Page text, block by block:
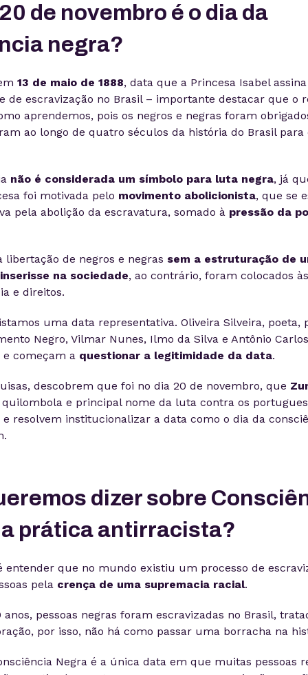
de novembro é o dia da
negra?
13 de maio de 1888, data que a Princesa Isabel
de escravização no Brasil – importante destacar que o
aprendemos, pois os negros e negras foram
ao longo de quatro séculos da história do Brasil para
não é considerada um símbolo para luta negra, já
foi motivada pelo movimento abolicionista, que se
pela abolição da escravatura, somado à pressão da
libertação de negros e negras sem a estruturação de
na sociedade, ao contrário, foram colocados
e direitos.
uma data representativa. Oliveira Silveira, poeta,
Negro, Vilmar Nunes, Ilmo da Silva e Antônio
começam a questionar a legitimidade da data.
descobrem que foi no dia 20 de novembro, que
e principal nome da luta contra os
resolvem institucionalizar a data como o dia da
dizer sobre
prática antirracista?
entender que no mundo existiu um processo de
pela crença de uma supremacia racial.
anos, pessoas negras foram escravizadas no Brasil,
por isso, não há como passar uma borracha na
Negra é a única data em que muitas pessoas